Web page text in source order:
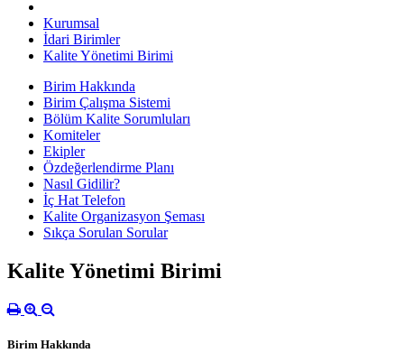
Kurumsal
İdari Birimler
Kalite Yönetimi Birimi
Birim Hakkında
Birim Çalışma Sistemi
Bölüm Kalite Sorumluları
Komiteler
Ekipler
Özdeğerlendirme Planı
Nasıl Gidilir?
İç Hat Telefon
Kalite Organizasyon Şeması
Sıkça Sorulan Sorular
Kalite Yönetimi Birimi
Birim Hakkında